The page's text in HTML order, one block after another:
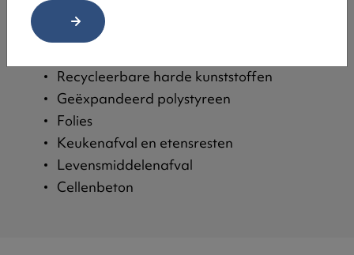
PMD afval
Metaalafval
Recycleerbare harde kunststoffen
Geëxpandeerd polystyreen
Folies
Keukenafval en etensresten
Levensmiddelenafval
Cellenbeton